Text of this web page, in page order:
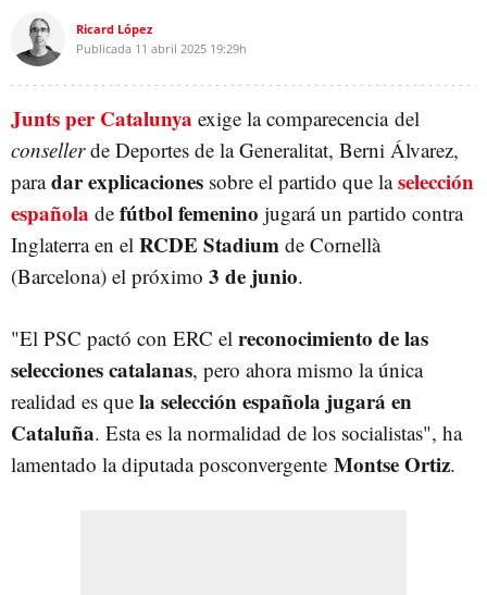
Ricard López
Publicada 11 abril 2025 19:29h
Junts per Catalunya exige la comparecencia del
consellerde Deportes de la Generalitat, Berni Álvarez,
paradar explicaciones sobre el partido que laselección
española de fútbol femenino jugará un partido contra
Inglaterra en el RCDE Stadium de Cornellà
(Barcelona) el próximo 3 de junio.
"El PSC pactó con ERC el reconocimiento de las
selecciones catalanas, pero ahora mismo la única
realidad es que la selección española jugará en
Cataluña. Esta es la normalidad de los socialistas", ha
lamentado la diputada posconvergente Montse Ortiz.